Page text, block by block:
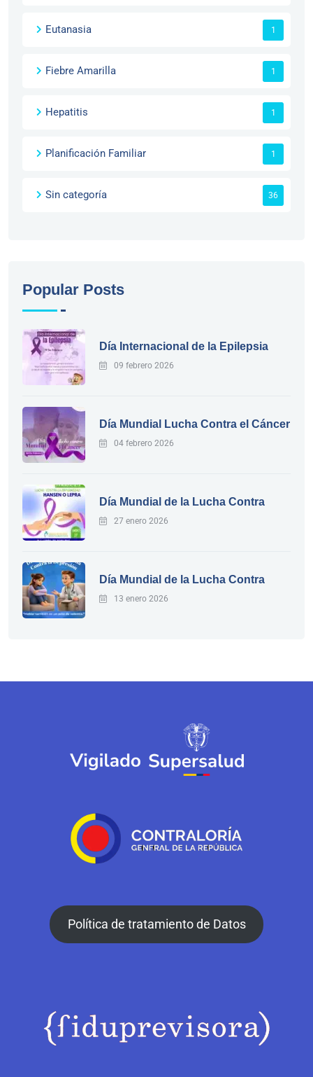
Eutanasia 1
Fiebre Amarilla 1
Hepatitis 1
Planificación Familiar 1
Sin categoría 36
Popular Posts
Día Internacional de la Epilepsia
09 febrero 2026
Día Mundial Lucha Contra el Cáncer
04 febrero 2026
Día Mundial de la Lucha Contra
27 enero 2026
Día Mundial de la Lucha Contra
13 enero 2026
Política de tratamiento de Datos